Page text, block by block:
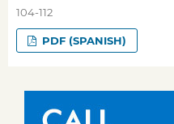
104-112
PDF (SPANISH)